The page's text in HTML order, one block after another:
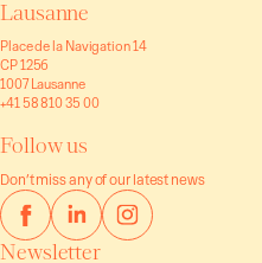
Lausanne
Place de la Navigation 14
CP 1256
1007 Lausanne
+41 58 810 35 00
Follow us
Don’t miss any of our latest news
Newsletter